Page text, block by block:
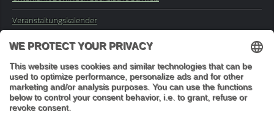
Veranstaltungskalender
Impressum
Buchungsanfrage